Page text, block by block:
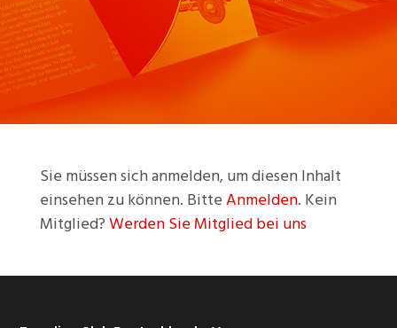
Sie müssen sich anmelden, um diesen Inhalt
einsehen zu können. BitteAnmelden. Kein
Mitglied?Werden Sie Mitglied bei uns